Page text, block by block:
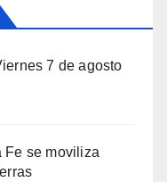
7 de agosto
Fe se moviliza